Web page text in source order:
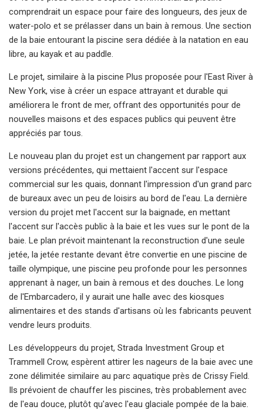
comprendrait un espace pour faire des longueurs, des jeux de
water-polo et se prélasser dans un bain à remous. Une section
de la baie entourant la piscine sera dédiée à la natation en eau
libre, au kayak et au paddle.
Le projet, similaire à la piscine Plus proposée pour l'East River à
New York, vise à créer un espace attrayant et durable qui
améliorera le front de mer, offrant des opportunités pour de
nouvelles maisons et des espaces publics qui peuvent être
appréciés par tous.
Le nouveau plan du projet est un changement par rapport aux
versions précédentes, qui mettaient l'accent sur l'espace
commercial sur les quais, donnant l'impression d'un grand parc
de bureaux avec un peu de loisirs au bord de l'eau. La dernière
version du projet met l'accent sur la baignade, en mettant
l'accent sur l'accès public à la baie et les vues sur le pont de la
baie. Le plan prévoit maintenant la reconstruction d'une seule
jetée, la jetée restante devant être convertie en une piscine de
taille olympique, une piscine peu profonde pour les personnes
apprenant à nager, un bain à remous et des douches. Le long
de l'Embarcadero, il y aurait une halle avec des kiosques
alimentaires et des stands d'artisans où les fabricants peuvent
vendre leurs produits.
Les développeurs du projet, Strada Investment Group et
Trammell Crow, espèrent attirer les nageurs de la baie avec une
zone délimitée similaire au parc aquatique près de Crissy Field.
Ils prévoient de chauffer les piscines, très probablement avec
de l'eau douce, plutôt qu'avec l'eau glaciale pompée de la baie.